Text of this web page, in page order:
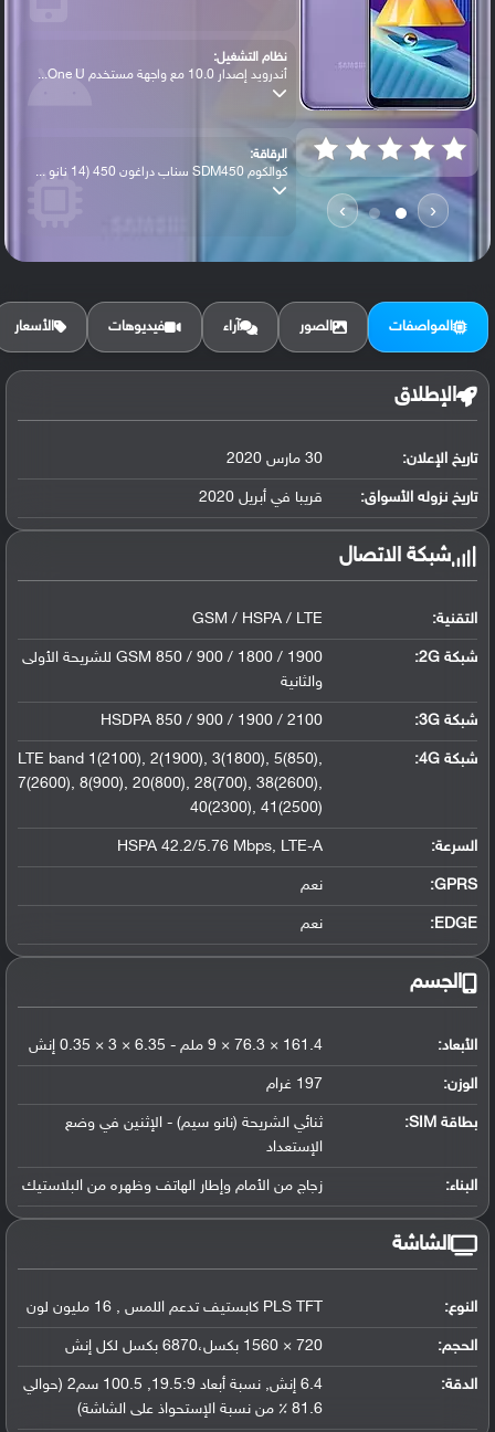
‹
›
نظام التشغيل:
أندرويد إصدار 10.0 مع واجهة مستخدم One U...
الرقاقة:
كوالكوم SDM450 سناب دراغون 450 (14 نانو ...
الرام / التخزين:
البطارية:
ليثيوم بوليمر سعة 5000 مللي أمبير, غير ق...
المواصفات الصور آراء فيديوهات الأسعار
الإطلاق
تاريخ الإعلان: 30 مارس 2020
تاريخ نزوله الأسواق: قريبا في أبريل 2020
شبكة الاتصال
التقنية: GSM / HSPA / LTE
شبكة 2G:
GSM 850 / 900 / 1800 / 1900 للشريحة الأولى
والثانية
شبكة 3G :
HSDPA 850 / 900 / 1900 / 2100
شبكة 4G :
LTE band 1(2100), 2(1900), 3(1800), 5(850),
7(2600), 8(900), 20(800), 28(700), 38(2600),
40(2300), 41(2500)
السرعة: HSPA 42.2/5.76 Mbps, LTE-A
GPRS: نعم
EDGE: نعم
الجسم
الأبعاد: 161.4 × 76.3 × 9 ملم - 6.35 × 3 × 0.35 إنش
الوزن: 197 غرام
بطاقة SIM:
ثنائي الشريحة (نانو سيم) - الإثنين في وضع
الإستعداد
البناء: زجاج من الأمام وإطار الهاتف وظهره من البلاستيك
الشاشة
النوع: PLS TFT كابستيف تدعم اللمس , 16 مليون لون
الحجم: 720 × 1560 بكسل،6870 بكسل لكل إنش
الدقة:
6.4 إنش, نسبة أبعاد 19.5:9, 100.5 سم2 (حوالي
81.6 ٪ من نسبة الإستحواذ على الشاشة)